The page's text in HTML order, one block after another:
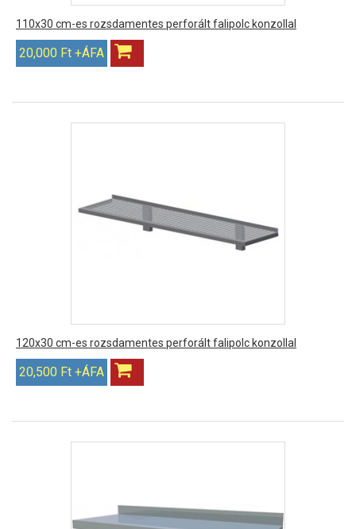
110x30 cm-es rozsdamentes perforált falipolc konzollal
20,000 Ft +ÁFA
120x30 cm-es rozsdamentes perforált falipolc konzollal
20,500 Ft +ÁFA